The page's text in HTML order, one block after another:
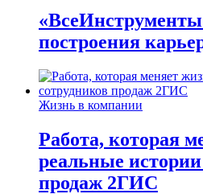
построения
Жизнь в компании
Работа, которая
реальные
продаж 2ГИС